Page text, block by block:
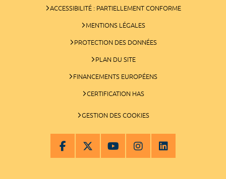
ACCESSIBILITÉ : PARTIELLEMENT CONFORME
MENTIONS LÉGALES
PROTECTION DES DONNÉES
PLAN DU SITE
FINANCEMENTS EUROPÉENS
CERTIFICATION HAS
GESTION DES COOKIES